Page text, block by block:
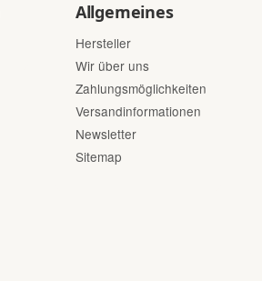
Allgemeines
Hersteller
Wir über uns
Zahlungsmöglichkeiten
Versandinformationen
Newsletter
Sitemap